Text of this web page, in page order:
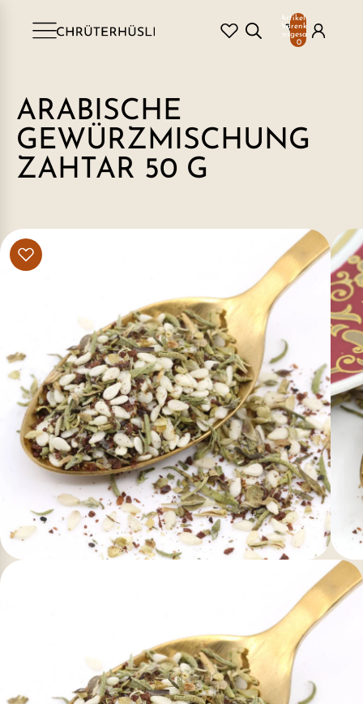
Artikel im
Warenkorb
insgesamt:
0
ARABISCHE
GEWÜRZMISCHUNG
ZAHTAR 50 G